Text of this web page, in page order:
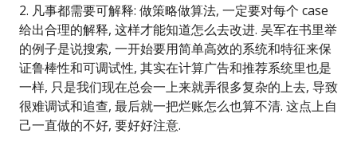
2. 凡事都需要可解释: 做策略做算法, 一定要对每个 case
给出合理的解释, 这样才能知道怎么去改进. 吴军在书里举
的例子是说搜索, 一开始要用简单高效的系统和特征来保
证鲁棒性和可调试性, 其实在计算广告和推荐系统里也是
一样, 只是我们现在总会一上来就弄很多复杂的上去, 导致
很难调试和追查, 最后就一把烂账怎么也算不清. 这点上自
己一直做的不好, 要好好注意.